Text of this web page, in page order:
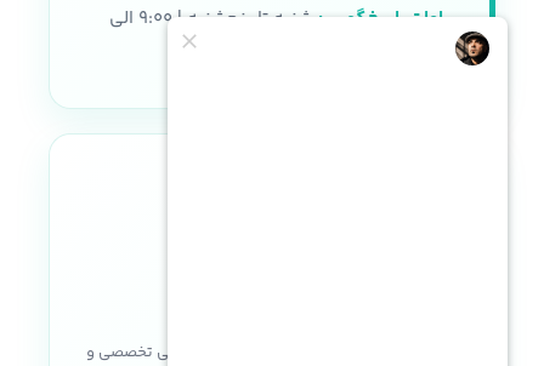
ساعات پاسخگویی:
شنبه تا پنجشنبه | ۹:۰۰ الی
۱۸:۰۰
خریدی مطمئن با ضمانت اصالت کالا، پشتیبانی تخصصی و